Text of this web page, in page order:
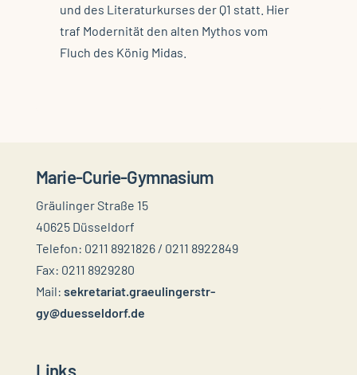
und des Literaturkurses der Q1 statt. Hier
traf Modernität den alten Mythos vom
Fluch des König Midas.
Marie-Curie-Gymnasium
Gräulinger Straße 15
40625 Düsseldorf
Telefon: 0211 8921826 / 0211 8922849
Fax: 0211 8929280
Mail: sekretariat.graeulingerstr-
gy@duesseldorf.de
Links